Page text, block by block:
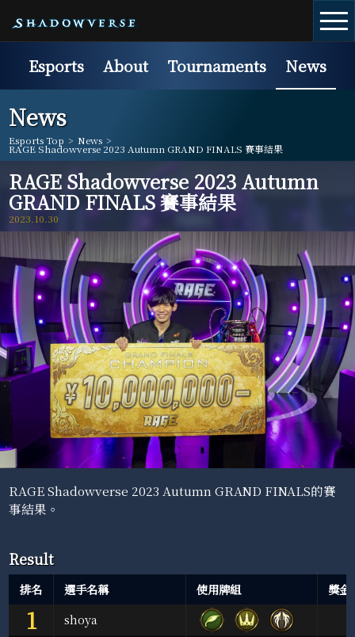
Esports About Tournaments News
News
Esports Top > News >
RAGE Shadowverse 2023 Autumn GRAND FINALS 賽事結果
RAGE Shadowverse 2023 Autumn
GRAND FINALS 賽事結果
2023.10.30
RAGE Shadowverse 2023 Autumn GRAND FINALS的賽
事結果。
Result
排名 選手名稱 使用牌組 獎金
1 shoya